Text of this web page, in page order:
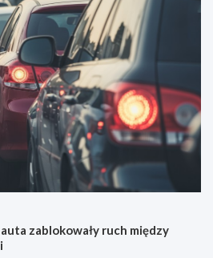
zablokowały ruch między